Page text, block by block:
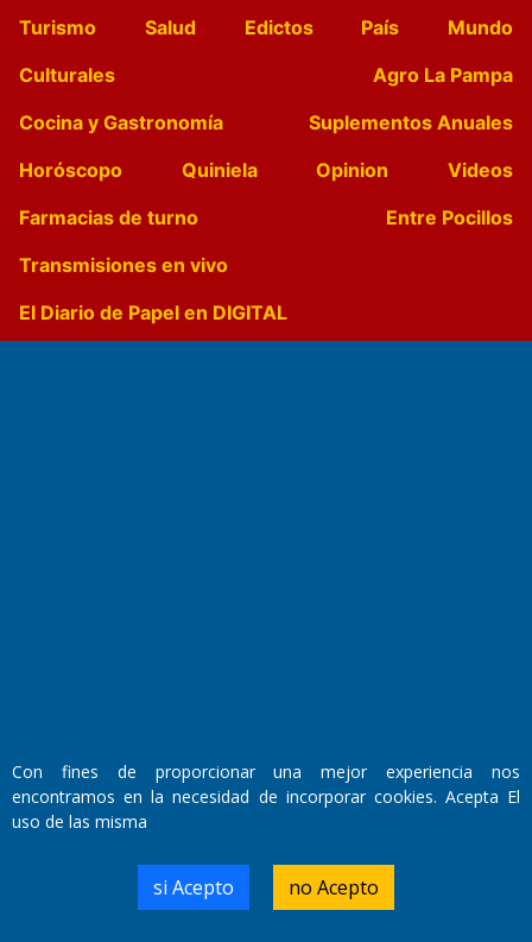
Turismo
Salud Edictos País
Mundo
Culturales
Agro La Pampa
Cocina y Gastronomía
Suplementos Anuales
Horóscopo
Quiniela Opinion
Videos
Farmacias de turno
Entre Pocillos
Transmisiones en vivo
El Diario de Papel en DIGITAL
Director Periodístico:
Walter René Goñi
Domicilio Legal: José Ingenieros 855,
Santa Rosa, La Pampa.
Número de Registro DNDA:
Con fines de proporcionar una mejor experiencia nos
encontramos en la necesidad de incorporar cookies. Acepta El
uso de las misma
si Acepto no Acepto